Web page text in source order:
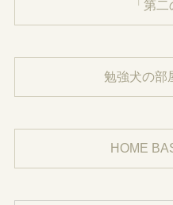
「第
勉強犬の部
HOME